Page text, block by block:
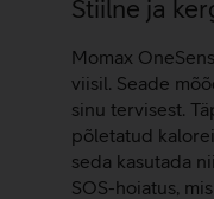
Stiilne ja
Momax
viisil. Seade
sinu tervisest.
põletatud
seda kasutada
SOS-hoiatus,